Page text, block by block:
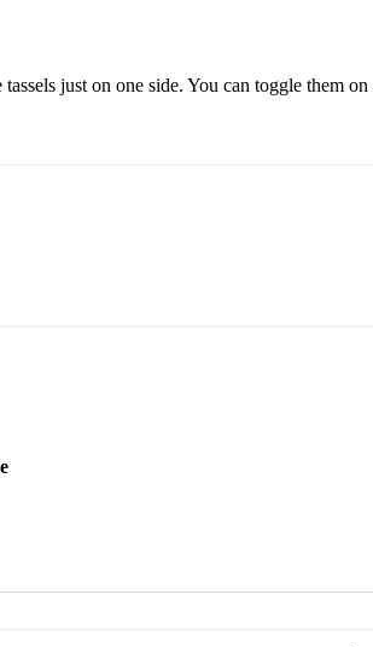
just on one side. You can toggle them